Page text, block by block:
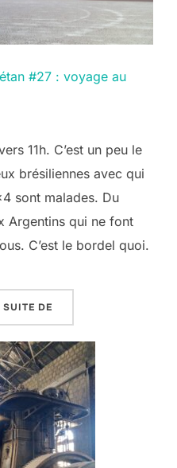
#27 : voyage au
11h. C’est un peu le
brésiliennes avec qui
sont malades. Du
Argentins qui ne font
C’est le bordel quoi.
DE